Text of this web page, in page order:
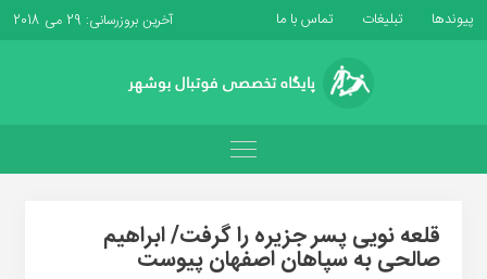
پیوندها تبلیغات تماس با ما آخرین بروزرسانی: 29 می 2018
قلعه نویی پسر جزیره را گرفت/ ابراهیم
صالحی به سپاهان اصفهان پیوست